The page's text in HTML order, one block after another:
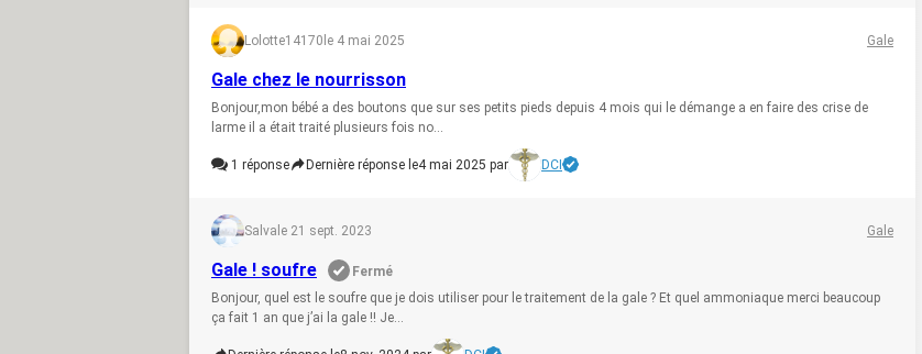
Lolotte14170 le 4 mai 2025 Gale
Gale chez le nourrisson
Bonjour,mon bébé a des boutons que sur ses petits pieds depuis 4 mois qui le démange a en faire des crise de
larme il a était traité plusieurs fois no...
1 réponse Dernière réponse le4 mai 2025 par DCI
Salva le 21 sept. 2023 Gale
Gale ! soufre
Fermé
Bonjour, quel est le soufre que je dois utiliser pour le traitement de la gale ? Et quel ammoniaque merci beaucoup
ça fait 1 an que j’ai la gale !! Je...